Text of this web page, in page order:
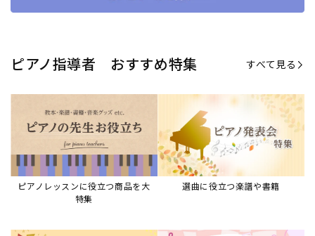
ピアノ指導者 おすすめ特集 すべて見る
ピアノレッスンに役立つ商品を大
特集
選曲に役立つ楽譜や書籍